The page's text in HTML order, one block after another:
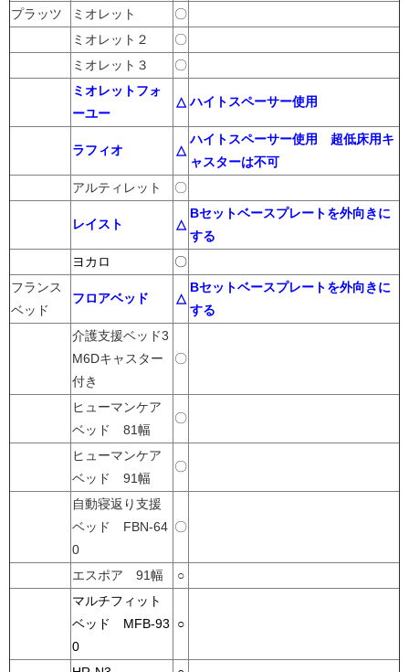
プラッツ ミオレット
〇
ミオレット２
〇
ミオレット３
〇
ミオレットフォ
ーユー
△ ハイトスペーサー使用
ラフィオ △
ハイトスペーサー使用 超低床用キ
ャスターは不可
アルティレット
〇
レイスト △
Bセットベースプレートを外向きに
する
ヨカロ
〇
フランス
ベッド
フロアベッド △
Bセットベースプレートを外向きに
する
介護支援ベッド3
M6Dキャスター
付き
〇
ヒューマンケア
ベッド 81幅
〇
ヒューマンケア
ベッド 91幅
〇
自動寝返り支援
ベッド FBN-64
0
〇
エスポア 91幅
○
マルチフィット
ベッド MFB-93
0
○